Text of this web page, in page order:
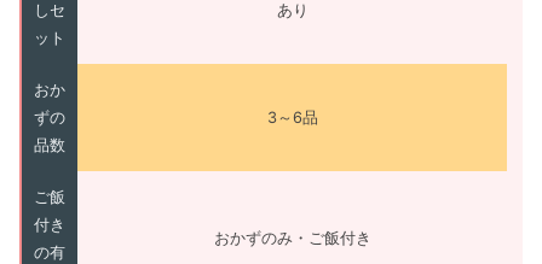
しセ
ット
あり
おか
ずの
品数
3～6品
ご飯
付き
の有
おかずのみ・ご飯付き